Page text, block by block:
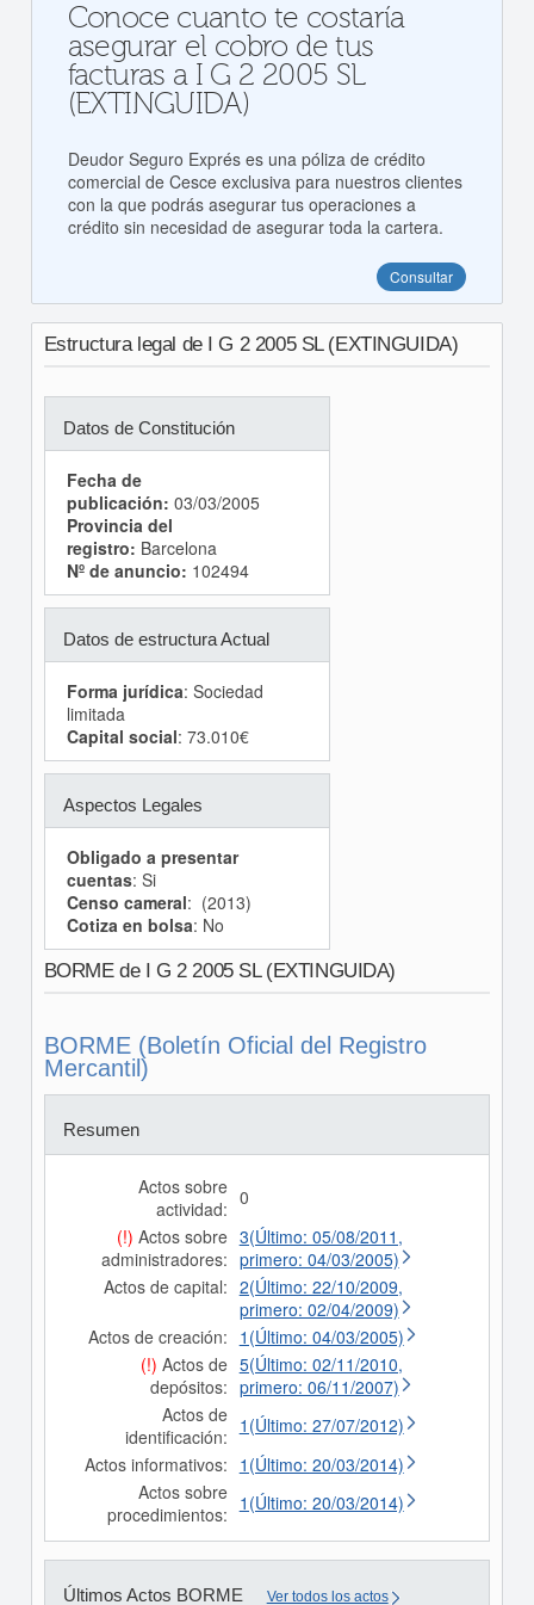
Conoce cuanto te costaría
asegurar el cobro de tus
facturas a I G 2 2005 SL
(EXTINGUIDA)
Deudor Seguro Exprés es una póliza de crédito
comercial de Cesce exclusiva para nuestros clientes
con la que podrás asegurar tus operaciones a
crédito sin necesidad de asegurar toda la cartera.
Consultar
Estructura legal de I G 2 2005 SL (EXTINGUIDA)
Datos de Constitución
Fecha de
publicación: 03/03/2005
Provincia del
registro: Barcelona
Nº de anuncio: 102494
Datos de estructura Actual
Forma jurídica: Sociedad
limitada
Capital social: 73.010€
Aspectos Legales
Obligado a presentar
cuentas: Si
Censo cameral: (2013)
Cotiza en bolsa: No
BORME de I G 2 2005 SL (EXTINGUIDA)
BORME (Boletín Oficial del Registro
Mercantil)
Resumen
Actos sobre
actividad: 0
(!) Actos sobre
administradores:
3(Último: 05/08/2011,
primero: 04/03/2005)
Actos de capital: 2(Último: 22/10/2009,
primero: 02/04/2009)
Actos de creación: 1(Último: 04/03/2005)
(!) Actos de
depósitos:
5(Último: 02/11/2010,
primero: 06/11/2007)
Actos de
identificación: 1(Último: 27/07/2012)
Actos informativos: 1(Último: 20/03/2014)
Actos sobre
procedimientos: 1(Último: 20/03/2014)
Últimos Actos BORME Ver todos los actos